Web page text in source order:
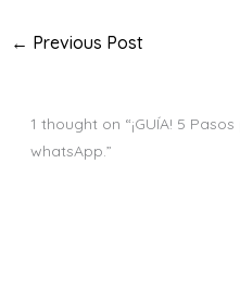
← Previous Post
1 thought on “¡GUÍA! 5
whatsApp.”